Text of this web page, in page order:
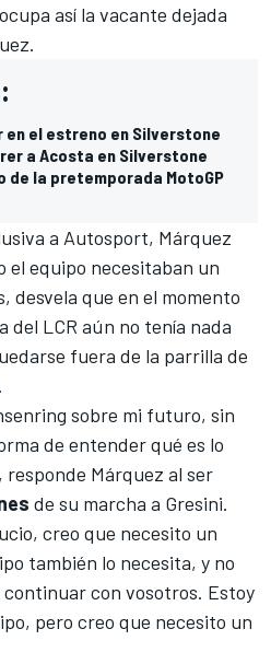
así la vacante dejada
en el estreno en Silverstone
a Acosta en Silverstone
de la pretemporada MotoGP
a Autosport, Márquez
el equipo necesitaban un
desvela que en el momento
del LCR aún no tenía nada
fuera de la parrilla de
sobre mi futuro, sin
de entender qué es lo
Márquez al ser
de su marcha a Gresini.
creo que necesito un
también lo necesita, y no
con vosotros. Estoy
pero creo que necesito un